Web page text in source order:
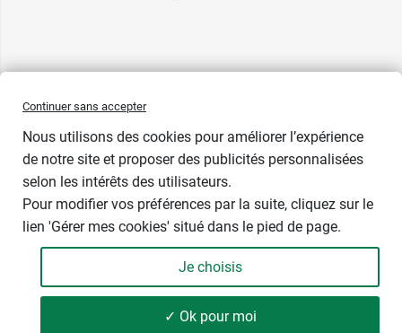
- +
Continuer sans accepter
Nous utilisons des cookies pour améliorer l’expérience
de notre site et proposer des publicités personnalisées
selon les intérêts des utilisateurs.
Pour modifier vos préférences par la suite, cliquez sur le
lien 'Gérer mes cookies' situé dans le pied de page.
Je choisis
✓ Ok pour moi